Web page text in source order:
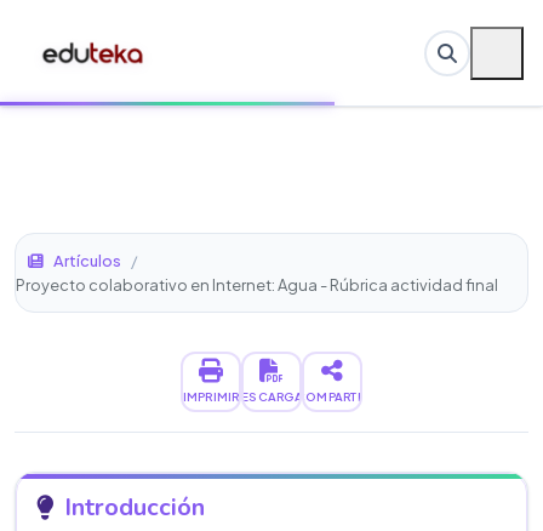
Artículos
/
Proyecto colaborativo en Internet: Agua - Rúbrica actividad final
IMPRIMIRDESCARGARCOMPARTIR
Introducción